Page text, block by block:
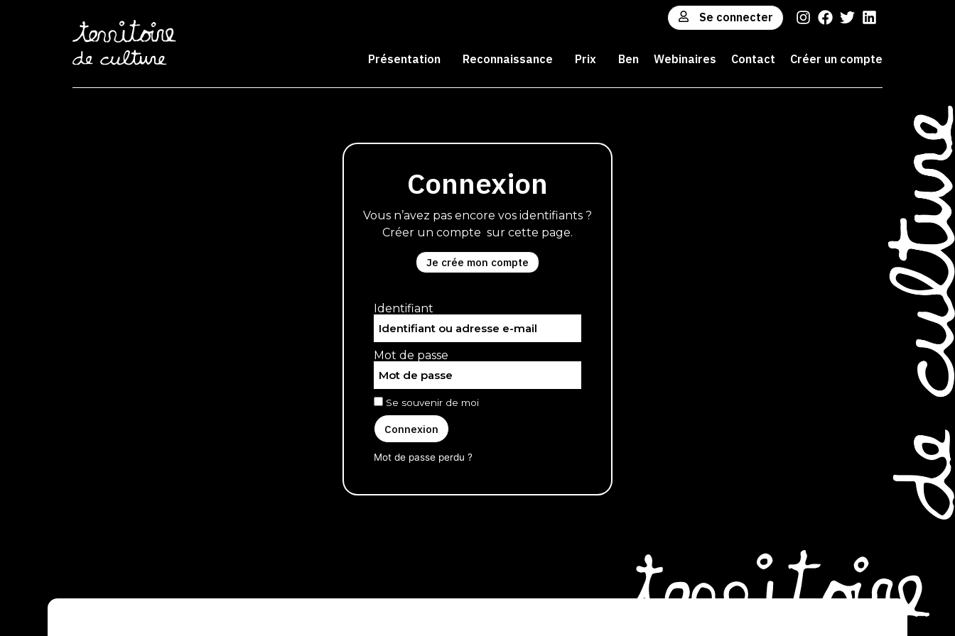
Se connecter
Présentation Reconnaissance Prix Ben Webinaires Contact Créer un compte
Connexion
Vous n’avez pas encore vos identifiants ?
Créer un compte sur cette page.
Je crée mon compte
Identifiant
Mot de passe
Se souvenir de moi
Connexion
Mot de passe perdu ?